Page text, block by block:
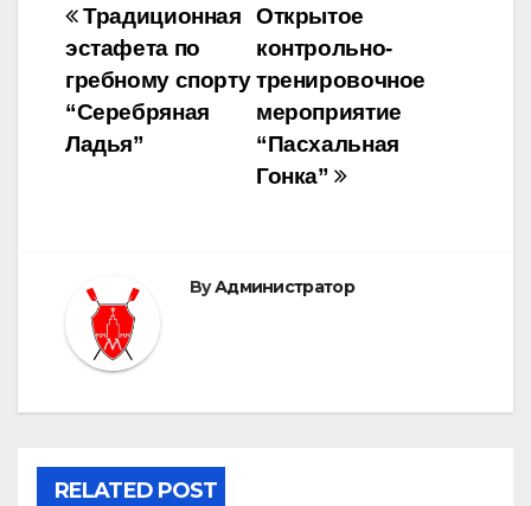
Post
navigation
Открытое
контрольно-
тренировочное
мероприятие
“Пасхальная
Гонка”
Традиционная
эстафета по
гребному спорту
“Серебряная
Ладья”
ByАдминистратор
RELATED POST